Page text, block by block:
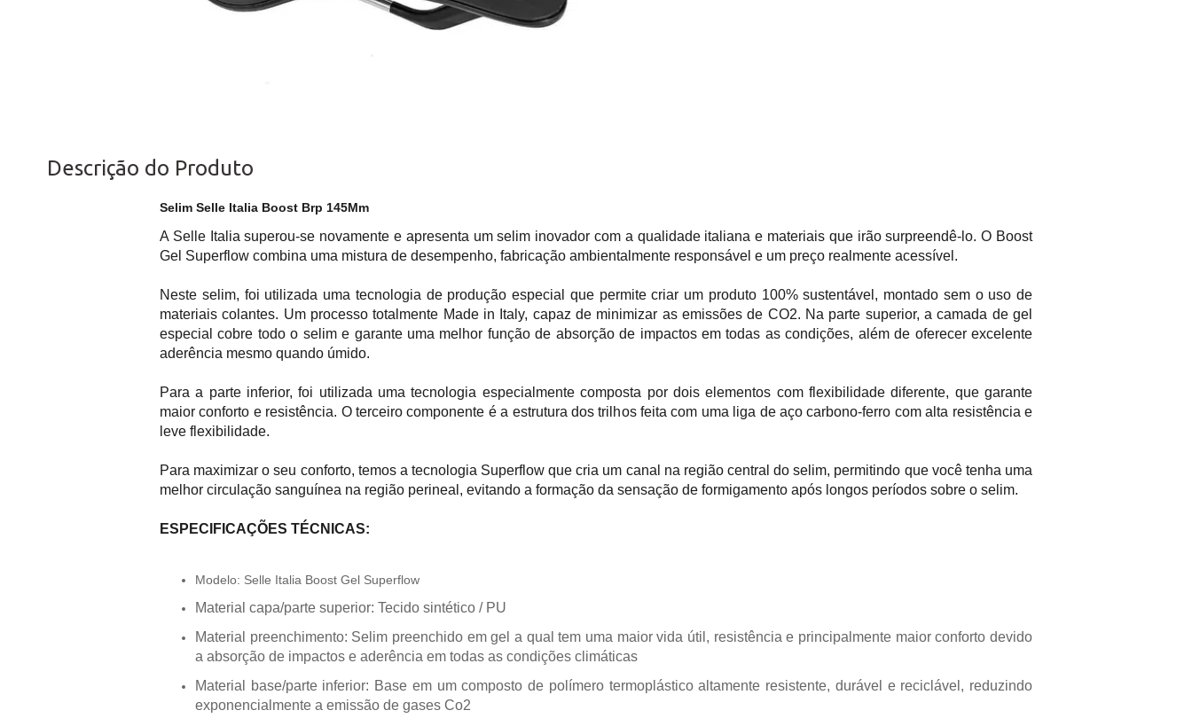
Descrição do Produto
Selim Selle Italia Boost Brp 145Mm
A Selle Italia superou-se novamente e apresenta um selim inovador com a qualidade italiana e materiais que irão surpreendê-lo. O Boost
Gel Superflow combina uma mistura de desempenho, fabricação ambientalmente responsável e um preço realmente acessível.
Neste selim, foi utilizada uma tecnologia de produção especial que permite criar um produto 100% sustentável, montado sem o uso de
materiais colantes. Um processo totalmente Made in Italy, capaz de minimizar as emissões de CO2. Na parte superior, a camada de gel
especial cobre todo o selim e garante uma melhor função de absorção de impactos em todas as condições, além de oferecer excelente
aderência mesmo quando úmido.
Para a parte inferior, foi utilizada uma tecnologia especialmente composta por dois elementos com flexibilidade diferente, que garante
maior conforto e resistência. O terceiro componente é a estrutura dos trilhos feita com uma liga de aço carbono-ferro com alta resistência e
leve flexibilidade.
Para maximizar o seu conforto, temos a tecnologia Superflow que cria um canal na região central do selim, permitindo que você tenha uma
melhor circulação sanguínea na região perineal, evitando a formação da sensação de formigamento após longos períodos sobre o selim.
ESPECIFICAÇÕES TÉCNICAS:
Modelo: Selle Italia Boost Gel Superflow
Material capa/parte superior: Tecido sintético / PU
Material preenchimento: Selim preenchido em gel a qual tem uma maior vida útil, resistência e principalmente maior conforto devido
a absorção de impactos e aderência em todas as condições climáticas
Material base/parte inferior: Base em um composto de polímero termoplástico altamente resistente, durável e reciclável, reduzindo
exponencialmente a emissão de gases Co2